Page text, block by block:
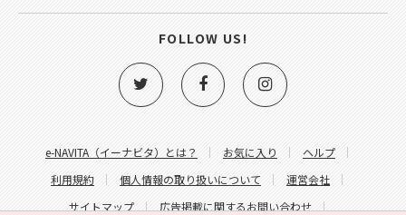
e-NAVITA（イーナビタ）とは？ お気に入り
ヘルプ
利用規約
個人情報の取り扱いについて
運営会社
サイトマップ
広告掲載に関するお問い合わせ
FOLLOW US!